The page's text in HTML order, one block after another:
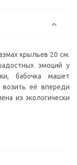
крыльев 20 см.
эмоций у
бабочка машет
её впереди
из экологически